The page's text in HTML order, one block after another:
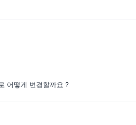
어떻게 변경할까요 ?